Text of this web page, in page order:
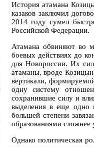
История атамана
казаков заключил
2014 году сумел
Российской Федерации.
Атамана обвиняют во
боевых действиях до
для Новороссии. Их
атаманы, вроде
вертикали,
одну систему
сохранившие силу и
выделения в еще одно
большей степени
образованиями сложнее
Однако политическая